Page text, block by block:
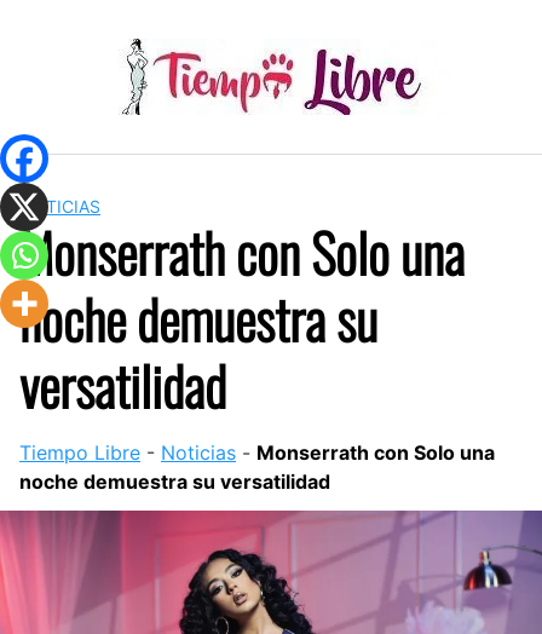
NOTICIAS
Monserrath con Solo una
noche demuestra su
versatilidad
Tiempo Libre - Noticias - Monserrath con Solo una
noche demuestra su versatilidad